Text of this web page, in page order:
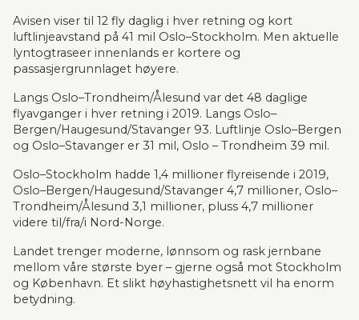
Avisen viser til 12 fly daglig i hver retning og kort
luftlinjeavstand på 41 mil Oslo–Stockholm. Men aktuelle
lyntogtraseer innenlands er kortere og
passasjergrunnlaget høyere.
Langs Oslo–Trondheim/Ålesund var det 48 daglige
flyavganger i hver retning i 2019. Langs Oslo–
Bergen/Haugesund/Stavanger 93. Luftlinje Oslo–Bergen
og Oslo–Stavanger er 31 mil, Oslo – Trondheim 39 mil.
Oslo–Stockholm hadde 1,4 millioner flyreisende i 2019,
Oslo–Bergen/Haugesund/Stavanger 4,7 millioner, Oslo–
Trondheim/Ålesund 3,1 millioner, pluss 4,7 millioner
videre til/fra/i Nord-Norge.
Landet trenger moderne, lønnsom og rask jernbane
mellom våre største byer – gjerne også mot Stockholm
og København. Et slikt høyhastighetsnett vil ha enorm
betydning.